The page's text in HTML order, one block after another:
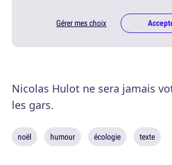
Gérer mes choix
Nicolas Hulot ne sera jamais
les gars.
noël humour écologie texte